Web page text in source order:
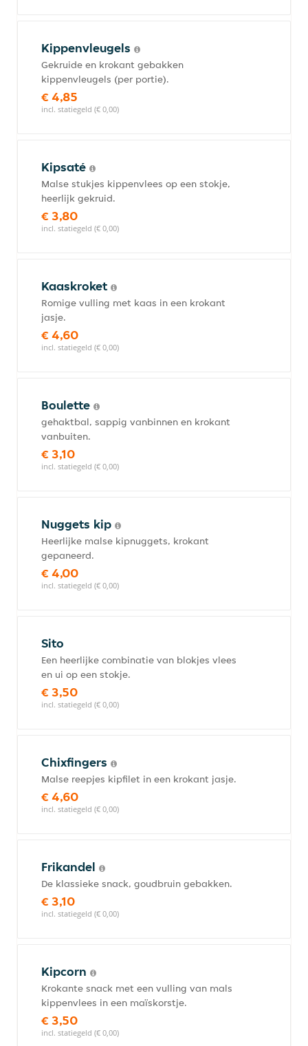
Kippenvleugels
Gekruide en krokant gebakken
kippenvleugels (per portie).
€ 4,85
incl. statiegeld (€ 0,00)
Kipsaté
Malse stukjes kippenvlees op een stokje,
heerlijk gekruid.
€ 3,80
incl. statiegeld (€ 0,00)
Kaaskroket
Romige vulling met kaas in een krokant
jasje.
€ 4,60
incl. statiegeld (€ 0,00)
Boulette
gehaktbal, sappig vanbinnen en krokant
vanbuiten.
€ 3,10
incl. statiegeld (€ 0,00)
Nuggets kip
Heerlijke malse kipnuggets, krokant
gepaneerd.
€ 4,00
incl. statiegeld (€ 0,00)
Sito
Een heerlijke combinatie van blokjes vlees
en ui op een stokje.
€ 3,50
incl. statiegeld (€ 0,00)
Chixfingers
Malse reepjes kipfilet in een krokant jasje.
€ 4,60
incl. statiegeld (€ 0,00)
Frikandel
De klassieke snack, goudbruin gebakken.
€ 3,10
incl. statiegeld (€ 0,00)
Kipcorn
Krokante snack met een vulling van mals
kippenvlees in een maïskorstje.
€ 3,50
incl. statiegeld (€ 0,00)